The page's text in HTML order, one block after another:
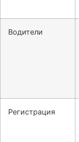
Водители
Регистрация